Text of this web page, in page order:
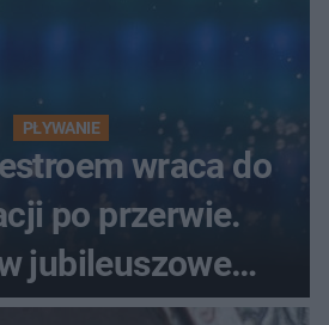
PŁYWANIE
wraca do
po przerwie.
jubileuszowe
na ME